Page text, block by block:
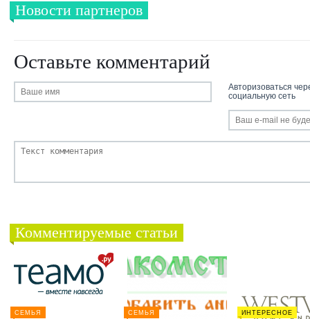
Новости партнеров
Оставьте комментарий
Авторизоваться
социальную сеть
Комментируемые статьи
СЕМЬЯ СЕМЬЯ ИНТЕРЕСНОЕ